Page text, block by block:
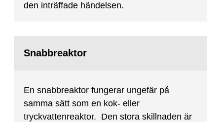
den inträffade händelsen.
Snabbreaktor
En snabbreaktor fungerar ungefär på
samma sätt som en kok- eller
tryckvattenreaktor. Den stora skillnaden är